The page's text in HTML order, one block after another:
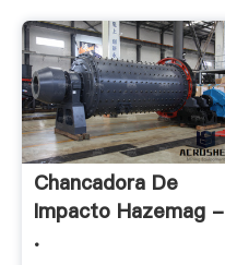
Chancadora De
Impacto Hazemag -
.